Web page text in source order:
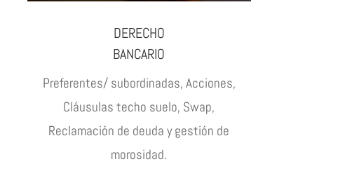
DERECHO
BANCARIO
Preferentes/ subordinadas, Acciones,
Cláusulas techo suelo, Swap,
Reclamación de deuda y gestión de
morosidad.